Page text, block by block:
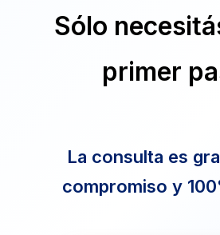
Sólo
primer
La consulta es
compromiso y